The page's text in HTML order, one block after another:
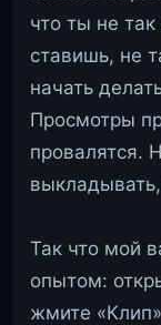
что ты не
ставишь, не
начать
Просмотры
провалятся.
Так что мой
опытом:
жмите